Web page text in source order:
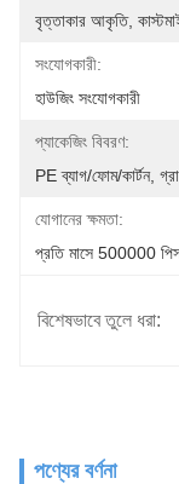
বৃত্তাকার আকৃতি,
সংযোগকারী:
হাউজিং সংযোগকারী
প্যাকেজিং বিবরণ:
PE ব্যাগ/ফোম/কার্টন,
যোগানের ক্ষমতা:
প্রতি মাসে 500000
বিশেষভাবে তুলে ধরা:
পণ্যের বর্ণনা